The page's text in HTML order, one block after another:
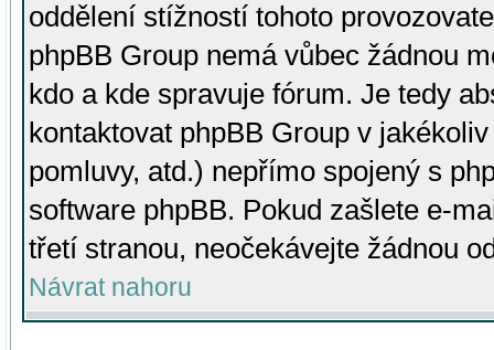
oddělení stížností tohoto
phpBB Group nemá vůbec žádnou
kdo a kde spravuje fórum. Je tedy
kontaktovat phpBB Group v
pomluvy, atd.) nepřímo spojený s
software phpBB. Pokud zašlete e-
třetí stranou, neočekávejte žádnou
Návrat nahoru